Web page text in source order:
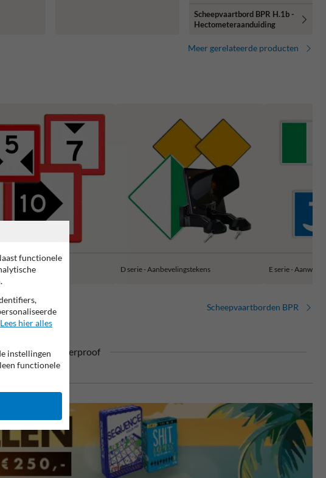
Scheepvaartbord BPR H.1b -
Hectometeraanduiding
Meer gerelateerde producten
D serie - Aanbevelingstekens E serie -
Scheepvaartborden BPR
99% Hufterproof
functionele
Lees hier alles
instellingen
functionele